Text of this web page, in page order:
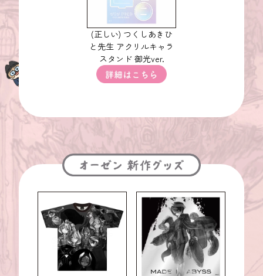
(正しい) つくしあきひ
と先生 アクリルキャラ
スタンド 御光ver.